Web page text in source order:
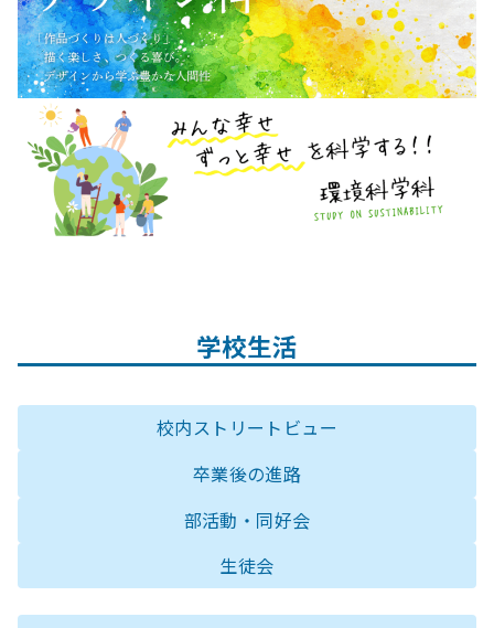
学校生活
校内ストリートビュー
卒業後の進路
部活動・同好会
生徒会